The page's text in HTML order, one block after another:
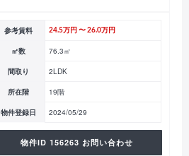
参考賃料 24.5万円 〜 26.0万円
㎡数 76.3㎡
間取り 2LDK
所在階 19階
物件登録日 2024/05/29
物件ID 156263 お問い合わせ